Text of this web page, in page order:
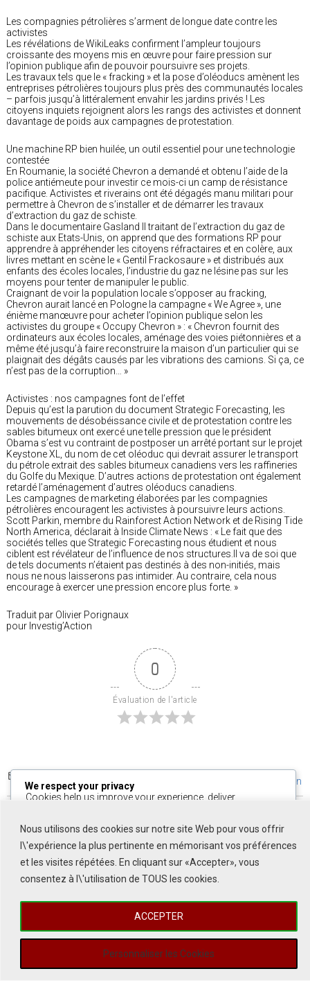
Nous utilisons des cookies sur notre site Web pour vous offrir
l\'expérience la plus pertinente en mémorisant vos préférences
et les visites répétées. En cliquant sur «Accepter», vous
consentez à l\'utilisation de TOUS les cookies.
Personnaliser les Cookies
ACCEPTER
Les compagnies pétrolières s’arment de longue date contre les
activistes
Les révélations de WikiLeaks confirment l’ampleur toujours
croissante des moyens mis en œuvre pour faire pression sur
l’opinion publique afin de pouvoir poursuivre ses projets.
Les travaux tels que le « fracking » et la pose d’oléoducs amènent les
entreprises pétrolières toujours plus près des communautés locales
– parfois jusqu’à littéralement envahir les jardins privés ! Les
citoyens inquiets rejoignent alors les rangs des activistes et donnent
davantage de poids aux campagnes de protestation.
Une machine RP bien huilée, un outil essentiel pour une technologie
contestée
En Roumanie, la société Chevron a demandé et obtenu l’aide de la
police antiémeute pour investir ce mois-ci un camp de résistance
pacifique. Activistes et riverains ont été dégagés manu militari pour
permettre à Chevron de s’installer et de démarrer les travaux
d’extraction du gaz de schiste.
Dans le documentaire Gasland II traitant de l’extraction du gaz de
schiste aux Etats-Unis, on apprend que des formations RP pour
apprendre à appréhender les citoyens réfractaires et en colère, aux
livres mettant en scène le « Gentil Frackosaure » et distribués aux
enfants des écoles locales, l’industrie du gaz ne lésine pas sur les
moyens pour tenter de manipuler le public.
Craignant de voir la population locale s’opposer au fracking,
Chevron aurait lancé en Pologne la campagne « We Agree », une
énième manœuvre pour acheter l’opinion publique selon les
activistes du groupe « Occupy Chevron » : « Chevron fournit des
ordinateurs aux écoles locales, aménage des voies piétonnières et a
même été jusqu’à faire reconstruire la maison d’un particulier qui se
plaignait des dégâts causés par les vibrations des camions. Si ça, ce
n’est pas de la corruption… »
Activistes : nos campagnes font de l’effet
Depuis qu’est la parution du document Strategic Forecasting, les
mouvements de désobéissance civile et de protestation contre les
sables bitumeux ont exercé une telle pression que le président
Obama s’est vu contraint de postposer un arrêté portant sur le projet
Keystone XL, du nom de cet oléoduc qui devrait assurer le transport
du pétrole extrait des sables bitumeux canadiens vers les raffineries
du Golfe du Mexique. D’autres actions de protestation ont également
retardé l’aménagement d’autres oléoducs canadiens.
Les campagnes de marketing élaborées par les compagnies
pétrolières encouragent les activistes à poursuivre leurs actions.
Scott Parkin, membre du Rainforest Action Network et de Rising Tide
North America, déclarait à Inside Climate News : « Le fait que des
sociétés telles que Strategic Forecasting nous étudient et nous
ciblent est révélateur de l’influence de nos structures.Il va de soi que
de tels documents n’étaient pas destinés à des non-initiés, mais
nous ne nous laisserons pas intimider. Au contraire, cela nous
encourage à exercer une pression encore plus forte. »
Traduit par Olivier Porignaux
pour Investig’Action
0
Évaluation de l'article
Connexion
sur la façon dont les données de vos commentaires sont traitées
COMMENTAIRES
We respect your privacy
Cookies help us improve your experience, deliver
Accept Allto consent or Reject All to decline non-
essential cookies.
Customize
Reject All
Powered by